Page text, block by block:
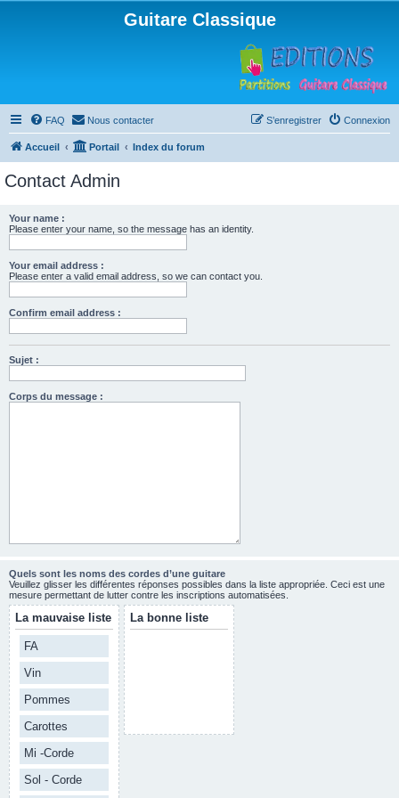
Guitare Classique
FAQ Nous contacter Connexion
S’enregistrer
Accueil Portail Index du forum
Contact Admin
Your name :
Please enter your name, so the message has an identity.
Your email address :
Please enter a valid email address, so we can contact you.
Confirm email address :
Sujet :
Corps du message :
Quels sont les noms des cordes d’une guitare
Veuillez glisser les différentes réponses possibles dans la liste appropriée. Ceci est une
mesure permettant de lutter contre les inscriptions automatisées.
La mauvaise liste
FA
Vin
Pommes
Carottes
Mi -Corde
Sol - Corde
La bonne liste